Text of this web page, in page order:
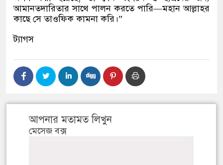
আমানতদারিতার সাথে পালন করতে পারি—মহান আল্লাহর
কাছে সে তাওফিক কামনা করি।”
ট্যাগস
আপনার মতামত লিখুন
মেসেজ বক্স